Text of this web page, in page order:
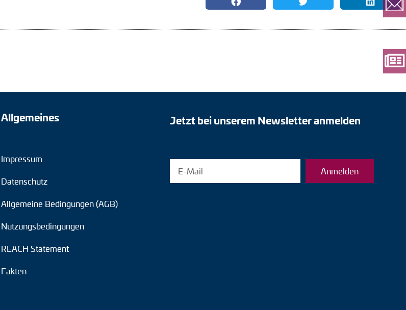
Allgemeines
Impressum
Datenschutz
Allgemeine Bedingungen (AGB)
Nutzungsbedingungen
REACH Statement
Fakten
Jetzt bei unserem Newsletter anmelden
Anmelden